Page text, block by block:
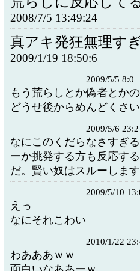
2008/7/5 13:49:24
真アキ発狂無理す
2009/1/19 18:50:6
2009/5/5 8:0
もう荒らしとか偽者とか
どうせ後からめんどくさ
2009/5/6 23:2
なにこのくだらなさすぎ
ーか挑発する方も反応す
だ。賢い奴はスルーしま
2009/5/10
えっ
なにそれこわい
2010/1/22
わあああｗｗ